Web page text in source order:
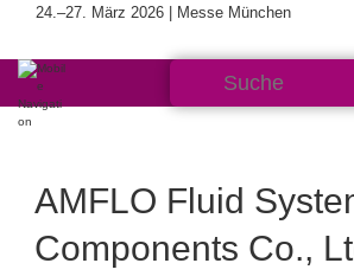
24.–27. März 2026 | Messe München
AMFLO Fluid
Components Co.,